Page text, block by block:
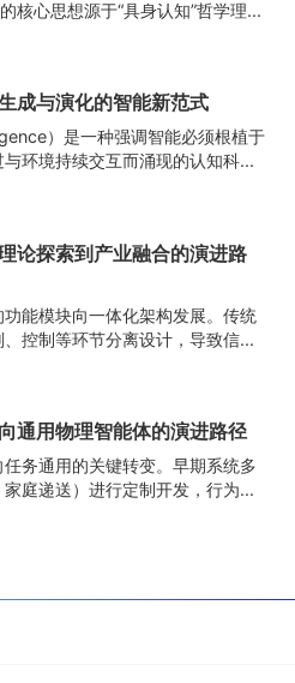
核心思想源于“具身认知”哲学理...
成与演化的智能新范式
）是一种强调智能必须根植于
环境持续交互而涌现的认知科...
论探索到产业融合的演进路
能模块向一体化架构发展。传统
控制等环节分离设计，导致信...
通用物理智能体的演进路径
务通用的关键转变。早期系统多
庭递送）进行定制开发，行为...